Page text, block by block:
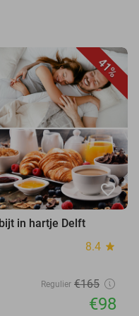
41%
favorite_border
in hartje Delft
8.4 star
Regulier €165
€98